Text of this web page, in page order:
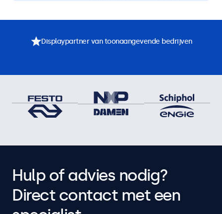
Displaypartner van toonaangevende bedrijven
Hulp of advies nodig?
Direct contact met een